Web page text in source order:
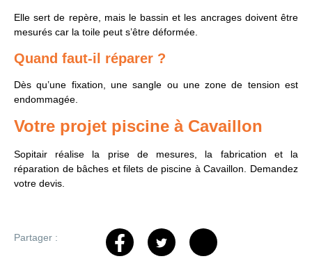
Elle sert de repère, mais le bassin et les ancrages doivent être
mesurés car la toile peut s’être déformée.
Quand faut-il réparer ?
Dès qu’une fixation, une sangle ou une zone de tension est
endommagée.
Votre projet piscine à Cavaillon
Sopitair réalise la prise de mesures, la fabrication et la
réparation de bâches et filets de piscine à Cavaillon. Demandez
votre devis.
Partager :